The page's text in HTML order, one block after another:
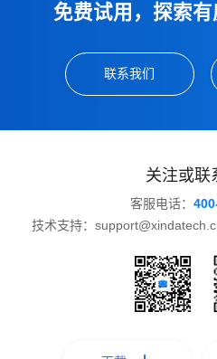
免费试用，探索
联系我们
关注或联
客服电话：
技术支持：